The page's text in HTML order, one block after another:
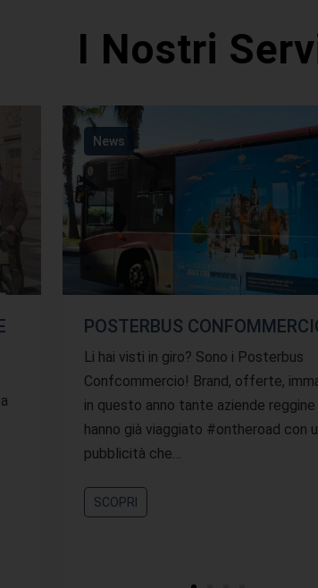
I Nostri
News
POSTERBUS
Li hai visti in giro? Sono i Posterbus
Confcommercio! Brand, offerte,
in questo anno tante aziende reggine
hanno già viaggiato #ontheroad con
pubblicità che…
SCOPRI